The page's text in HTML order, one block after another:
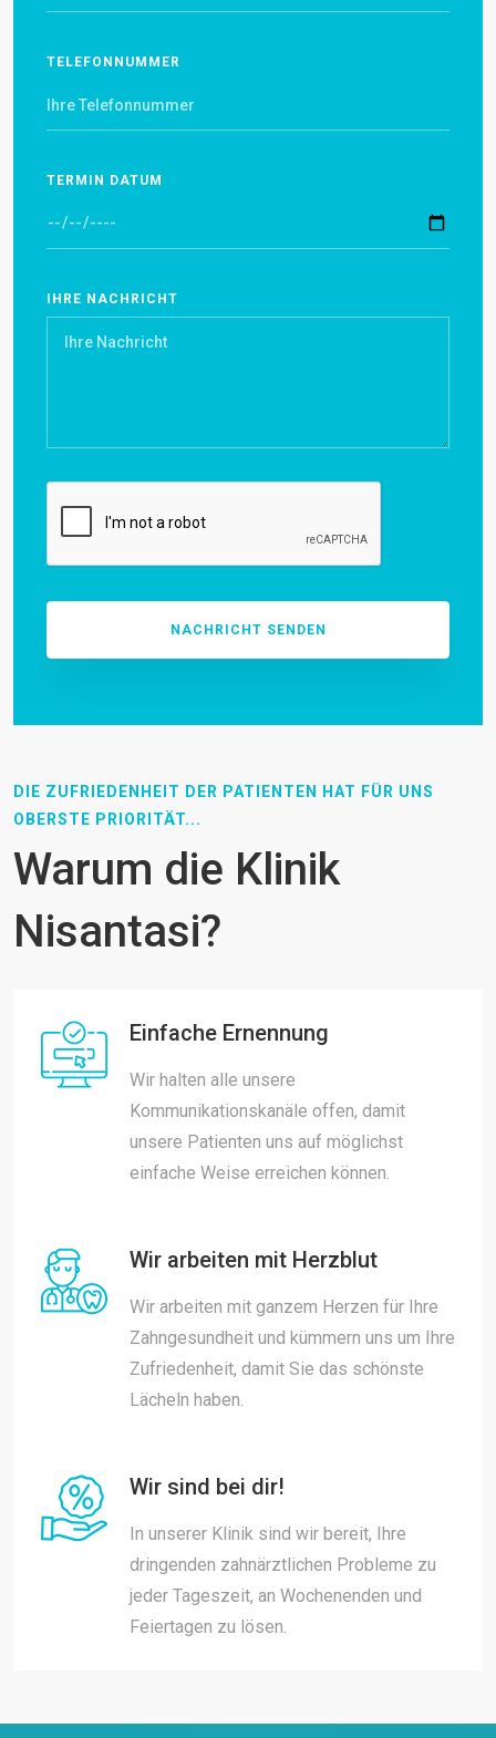
TELEFONNUMMER
TERMIN DATUM
IHRE NACHRICHT
DIE ZUFRIEDENHEIT DER PATIENTEN HAT FÜR UNS
OBERSTE PRIORITÄT...
Warum die Klinik
Nisantasi?
Einfache Ernennung
Wir halten alle unsere
Kommunikationskanäle offen, damit
unsere Patienten uns auf möglichst
einfache Weise erreichen können.
Wir arbeiten mit Herzblut
Wir arbeiten mit ganzem Herzen für Ihre
Zahngesundheit und kümmern uns um Ihre
Zufriedenheit, damit Sie das schönste
Lächeln haben.
Wir sind bei dir!
In unserer Klinik sind wir bereit, Ihre
dringenden zahnärztlichen Probleme zu
jeder Tageszeit, an Wochenenden und
Feiertagen zu lösen.